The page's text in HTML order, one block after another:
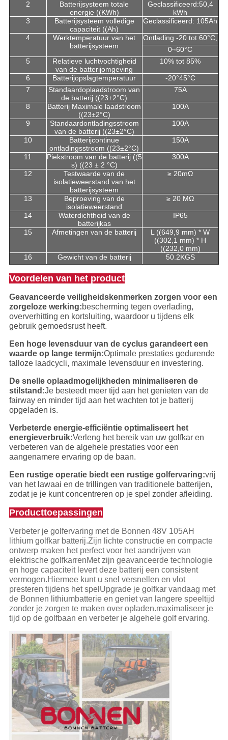
2
Batterijsysteem totale
energie ((KWh)
Geclassificeerd:50,4
kWh
3
Batterijsysteem volledige
capaciteit ((Ah)
Geclassificeerd: 105Ah
4
Werktemperatuur van het
batterijsysteem
Ontlading -20 tot 60°C,
0~60°C
5
Relatieve luchtvochtigheid
van de batterijomgeving
10% tot 85%
6 Batterijopslagtemperatuur
-20°45°C
7
Standaardoplaadstroom van
de batterij ((23±2°C)
75A
8
Batterij Maximale laadstroom
((23±2°C)
100A
9
Standaardontladingsstroom
van de batterij ((23±2°C)
100A
10
Batterijcontinue
ontladingsstroom ((23±2°C)
150A
11
Piekstroom van de batterij ((5
s) ((23 ± 2 °C)
300A
12
Testwaarde van de
isolatieweerstand van het
batterijsysteem
≥ 20mΩ
13
Beproeving van de
isolatieweerstand
≥ 20 MΩ
14
Waterdichtheid van de
batterijkas
IP65
15 Afmetingen van de batterij
L ((649,9 mm) * W
((302,1 mm) * H
((232,0 mm)
16
Gewicht van de batterij 50.2KGS
Voordelen van het product
Geavanceerde veiligheidskenmerken zorgen voor een
zorgeloze werking:bescherming tegen overlading,
oververhitting en kortsluiting, waardoor u tijdens elk
gebruik gemoedsrust heeft.
Een hoge levensduur van de cyclus garandeert een
waarde op lange termijn:Optimale prestaties gedurende
talloze laadcycli, maximale levensduur en investering.
De snelle oplaadmogelijkheden minimaliseren de
stilstand:Je besteedt meer tijd aan het genieten van de
fairway en minder tijd aan het wachten tot je batterij
opgeladen is.
Verbeterde energie-efficiëntie optimaliseert het
energieverbruik:Verleng het bereik van uw golfkar en
verbeteren van de algehele prestaties voor een
aangenamere ervaring op de baan.
Een rustige operatie biedt een rustige golfervaring:vrij
van het lawaai en de trillingen van traditionele batterijen,
zodat je je kunt concentreren op je spel zonder afleiding.
Producttoepassingen
Verbeter je golfervaring met de Bonnen 48V 105AH
lithium golfkar batterij.Zijn lichte constructie en compacte
ontwerp maken het perfect voor het aandrijven van
elektrische golfkarrenMet zijn geavanceerde technologie
en hoge capaciteit levert deze batterij een consistent
vermogen.Hiermee kunt u snel versnellen en vlot
presteren tijdens het spelUpgrade je golfkar vandaag met
de Bonnen lithiumbatterie en geniet van langere speeltijd
zonder je zorgen te maken over opladen.maximaliseer je
tijd op de golfbaan en verbeter je algehele golf ervaring.